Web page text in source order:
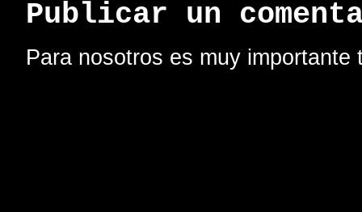
Publicar un
Para nosotros es muy